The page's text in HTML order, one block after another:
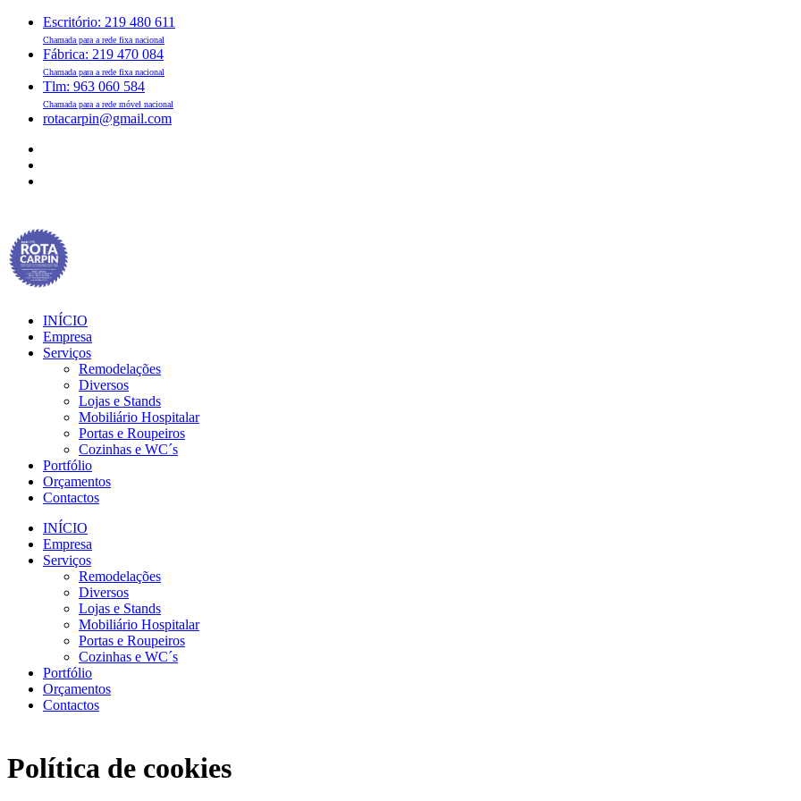
Escritório: 219 480 611
Chamada para a rede fixa nacional
Fábrica: 219 470 084
Chamada para a rede fixa nacional
Tlm: 963 060 584
Chamada para a rede móvel nacional
rotacarpin@gmail.com
INÍCIO
Empresa
Serviços
Remodelações
Diversos
Lojas e Stands
Mobiliário Hospitalar
Portas e Roupeiros
Cozinhas e WC´s
Portfólio
Orçamentos
Contactos
INÍCIO
Empresa
Serviços
Remodelações
Diversos
Lojas e Stands
Mobiliário Hospitalar
Portas e Roupeiros
Cozinhas e WC´s
Portfólio
Orçamentos
Contactos
Política de cookies